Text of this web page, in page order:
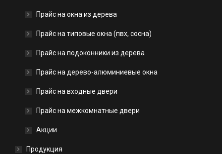
Прайс на окна из дерева
Прайс на типовые окна (пвх, сосна)
Прайс на подоконники из дерева
Прайс на дерево-алюминиевые окна
Прайс на входные двери
Прайс на межкомнатные двери
Акции
Продукция